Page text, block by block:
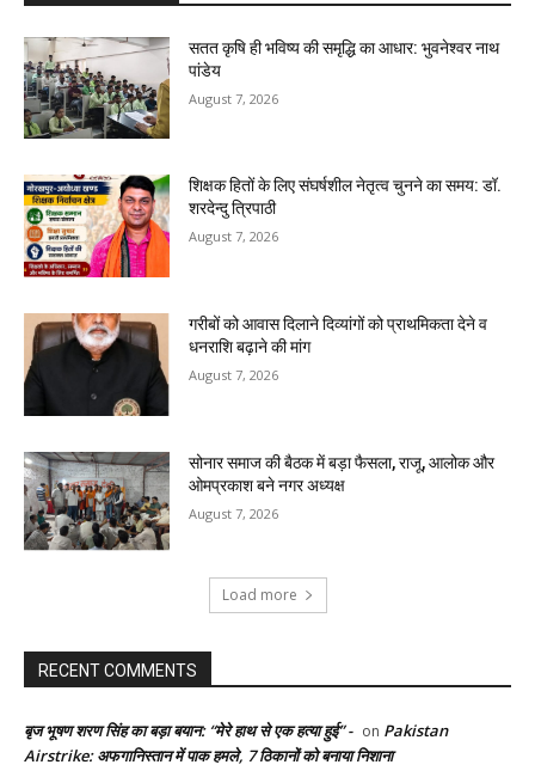
सतत कृषि ही भविष्य की समृद्धि का आधार: भुवनेश्वर नाथ
पांडेय
August 7, 2026
शिक्षक हितों के लिए संघर्षशील नेतृत्व चुनने का समय: डॉ.
शरदेन्दु त्रिपाठी
August 7, 2026
गरीबों को आवास दिलाने दिव्यांगों को प्राथमिकता देने व
धनराशि बढ़ाने की मांग
August 7, 2026
सोनार समाज की बैठक में बड़ा फैसला, राजू, आलोक और
ओमप्रकाश बने नगर अध्यक्ष
August 7, 2026
Load more
RECENT COMMENTS
बृज भूषण शरण सिंह का बड़ा बयान: “मेरे हाथ से एक हत्या हुई” - on Pakistan
Airstrike: अफगानिस्तान में पाक हमले, 7 ठिकानों को बनाया निशाना